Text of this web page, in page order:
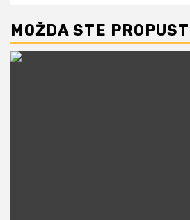
MOŽDA STE